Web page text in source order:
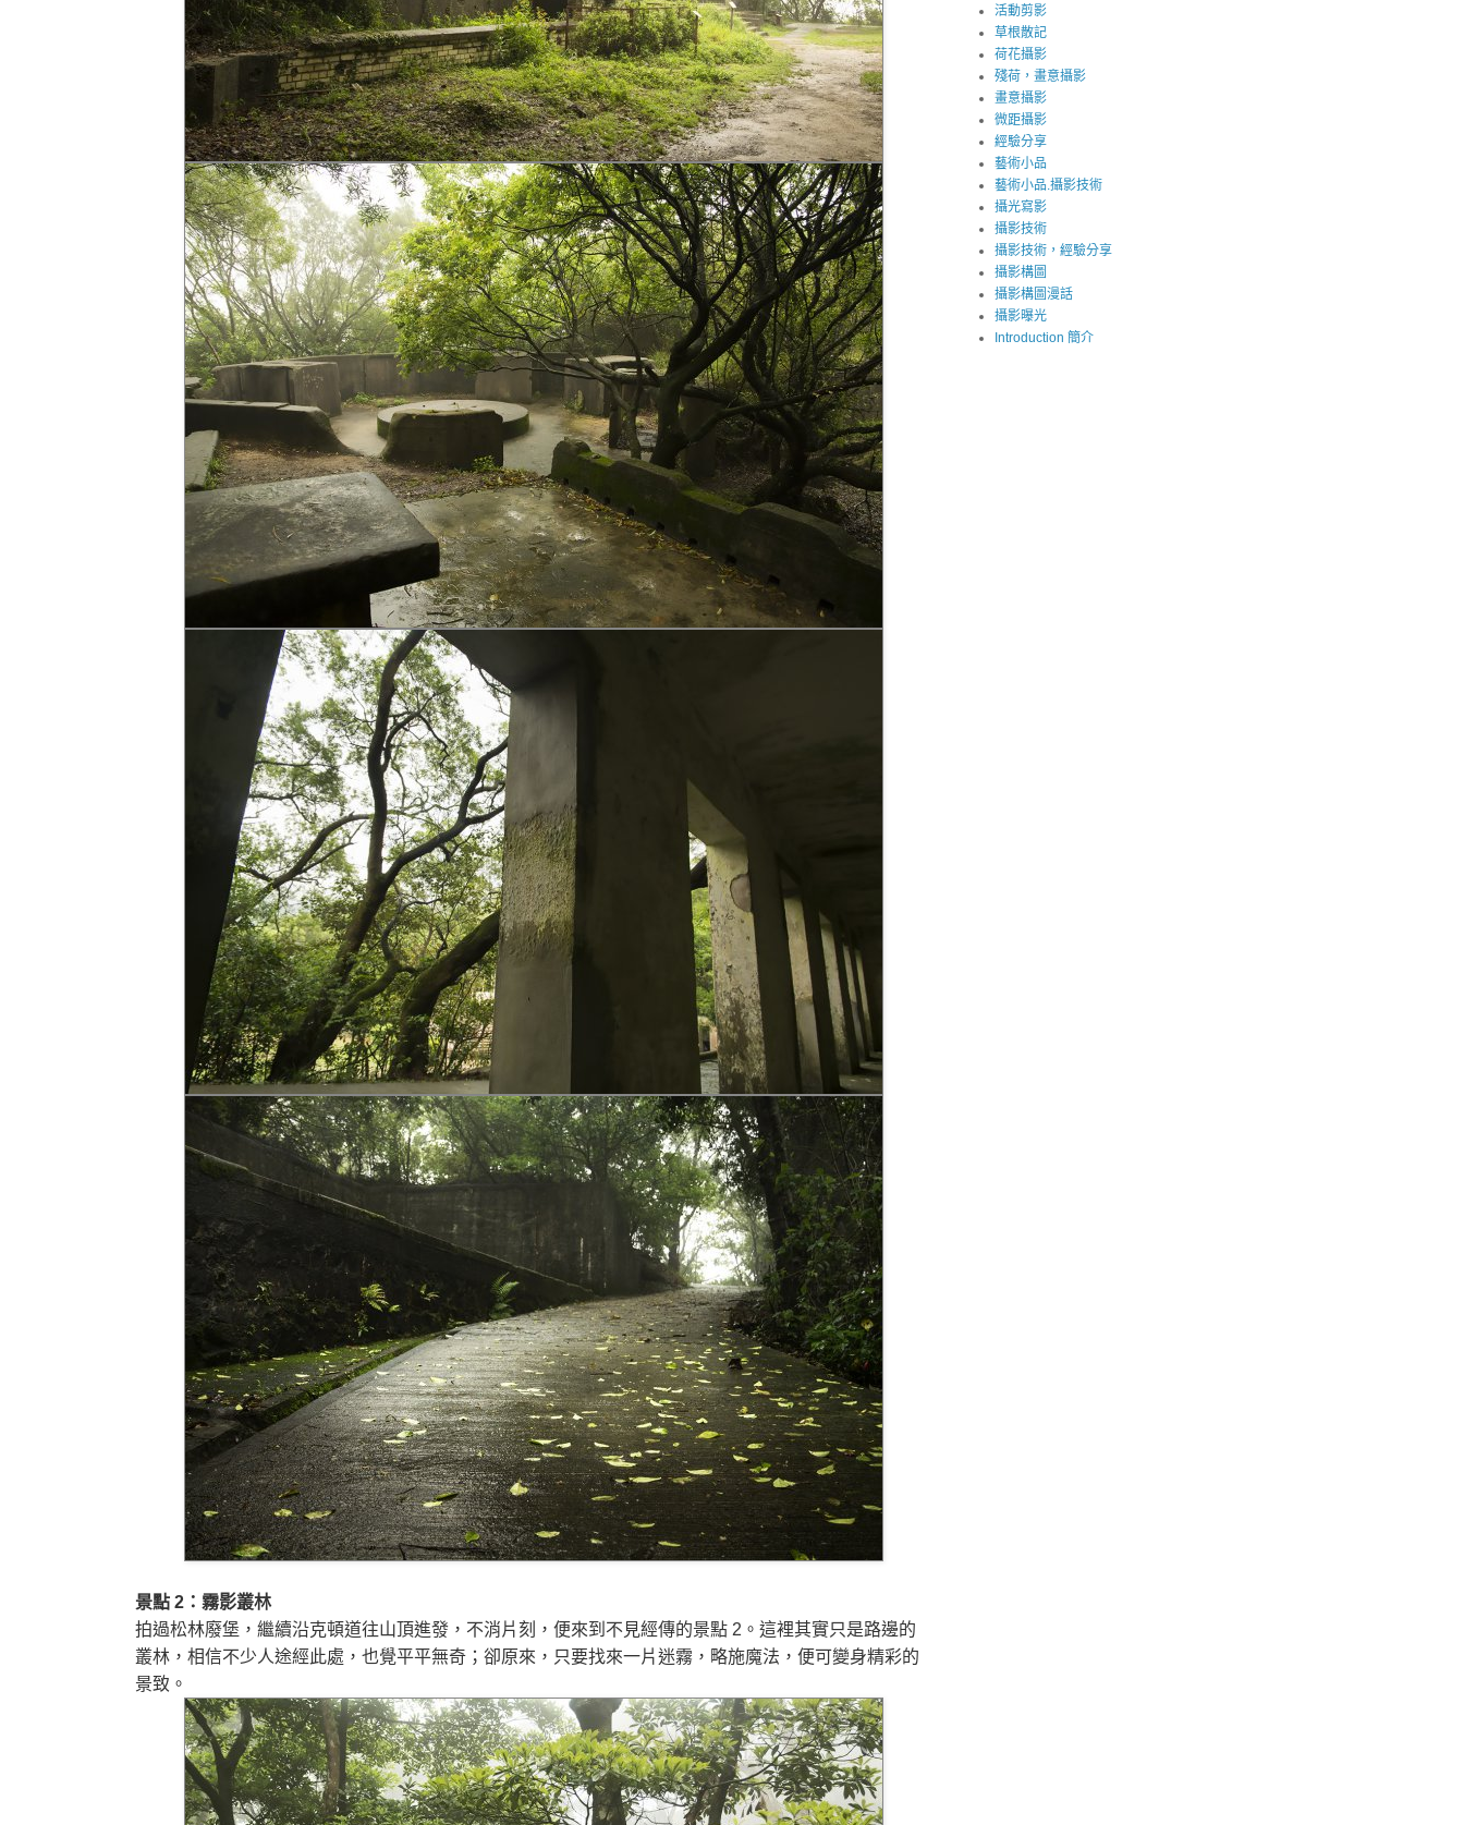
景點 2：霧影叢林
拍過松林廢堡，繼續沿克頓道往山頂進發，不消片刻，便來到不見經傳的景點 2。這裡其實只是路邊的
叢林，相信不少人途經此處，也覺平平無奇；卻原來，只要找來一片迷霧，略施魔法，便可變身精彩的
景致。
活動剪影
草根散記
荷花攝影
殘荷，畫意攝影
畫意攝影
微距攝影
經驗分享
藝術小品
藝術小品.攝影技術
攝光寫影
攝影技術
攝影技術，經驗分享
攝影構圖
攝影構圖漫話
攝影曝光
Introduction 簡介